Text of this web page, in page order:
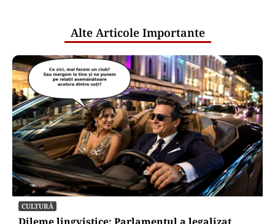
Alte Articole Importante
CULTURĂ